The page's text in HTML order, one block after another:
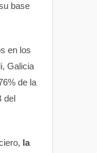
base
en los
Galicia
de la
del
la